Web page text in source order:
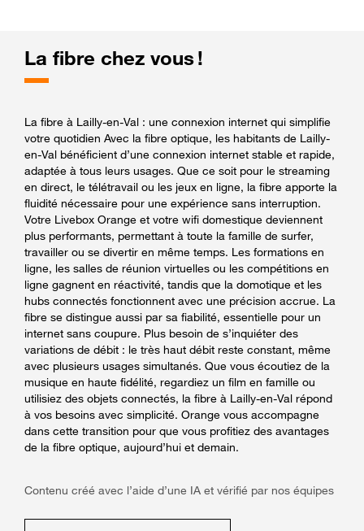
La fibre chez vous !
La fibre à Lailly-en-Val : une connexion internet qui simplifie
votre quotidien Avec la fibre optique, les habitants de Lailly-
en-Val bénéficient d’une connexion internet stable et rapide,
adaptée à tous leurs usages. Que ce soit pour le streaming
en direct, le télétravail ou les jeux en ligne, la fibre apporte la
fluidité nécessaire pour une expérience sans interruption.
Votre Livebox Orange et votre wifi domestique deviennent
plus performants, permettant à toute la famille de surfer,
travailler ou se divertir en même temps. Les formations en
ligne, les salles de réunion virtuelles ou les compétitions en
ligne gagnent en réactivité, tandis que la domotique et les
hubs connectés fonctionnent avec une précision accrue. La
fibre se distingue aussi par sa fiabilité, essentielle pour un
internet sans coupure. Plus besoin de s’inquiéter des
variations de débit : le très haut débit reste constant, même
avec plusieurs usages simultanés. Que vous écoutiez de la
musique en haute fidélité, regardiez un film en famille ou
utilisiez des objets connectés, la fibre à Lailly-en-Val répond
à vos besoins avec simplicité. Orange vous accompagne
dans cette transition pour que vous profitiez des avantages
de la fibre optique, aujourd’hui et demain.
Contenu créé avec l’aide d’une IA et vérifié par nos équipes